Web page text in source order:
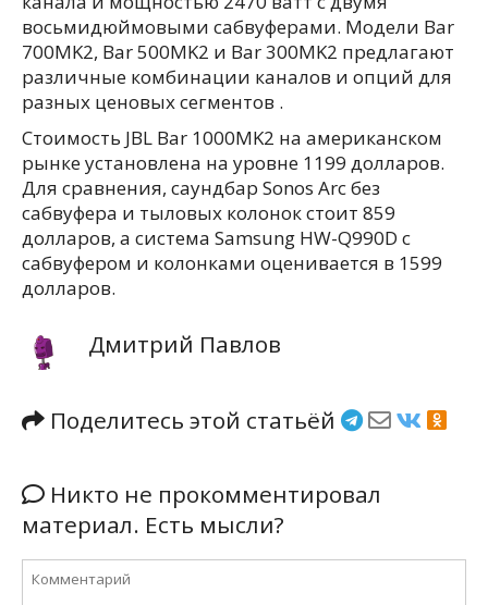
восьмидюймовыми сабвуферами. Модели Bar
700MK2, Bar 500MK2 и Bar 300MK2 предлагают
различные комбинации каналов и опций для
разных ценовых сегментов .
Стоимость JBL Bar 1000MK2 на американском
рынке установлена на уровне 1199 долларов.
Для сравнения, саундбар Sonos Arc без
сабвуфера и тыловых колонок стоит 859
долларов, а система Samsung HW-Q990D с
сабвуфером и колонками оценивается в 1599
долларов.
Дмитрий Павлов
Поделитесь этой статьёй
Никто не прокомментировал
материал. Есть мысли?